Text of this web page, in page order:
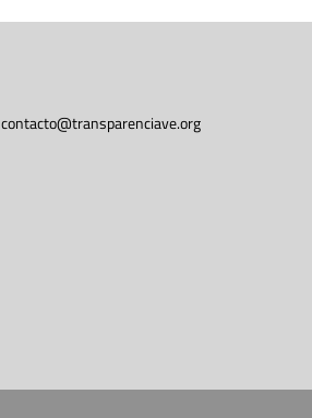
contacto@transparenciave.org